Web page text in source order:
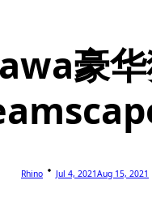
豪
Rhino Jul 4, 2021Aug 15, 2021